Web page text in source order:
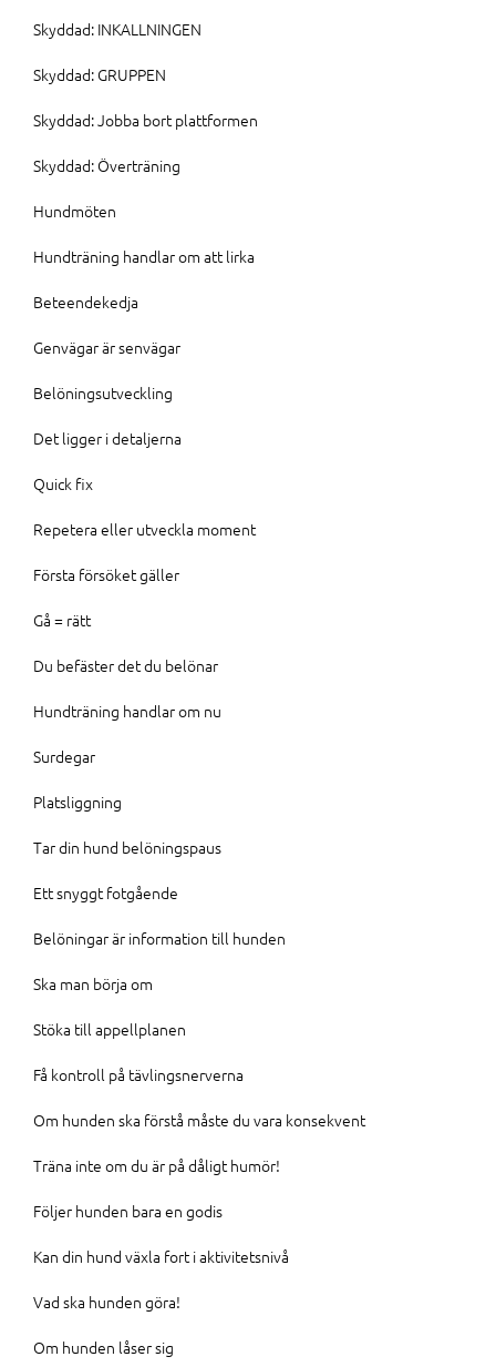
Skyddad: INKALLNINGEN
Skyddad: GRUPPEN
Skyddad: Jobba bort plattformen
Skyddad: Överträning
Hundmöten
Hundträning handlar om att lirka
Beteendekedja
Genvägar är senvägar
Belöningsutveckling
Det ligger i detaljerna
Quick fix
Repetera eller utveckla moment
Första försöket gäller
Gå = rätt
Du befäster det du belönar
Hundträning handlar om nu
Surdegar
Platsliggning
Tar din hund belöningspaus
Ett snyggt fotgående
Belöningar är information till hunden
Ska man börja om
Stöka till appellplanen
Få kontroll på tävlingsnerverna
Om hunden ska förstå måste du vara konsekvent
Träna inte om du är på dåligt humör!
Följer hunden bara en godis
Kan din hund växla fort i aktivitetsnivå
Vad ska hunden göra!
Om hunden låser sig